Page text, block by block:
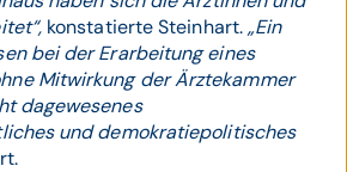
konstatierte Steinhart.„Ein
bei der Erarbeitung eines
Mitwirkung der Ärztekammer
dagewesenes
und demokratiepolitisches